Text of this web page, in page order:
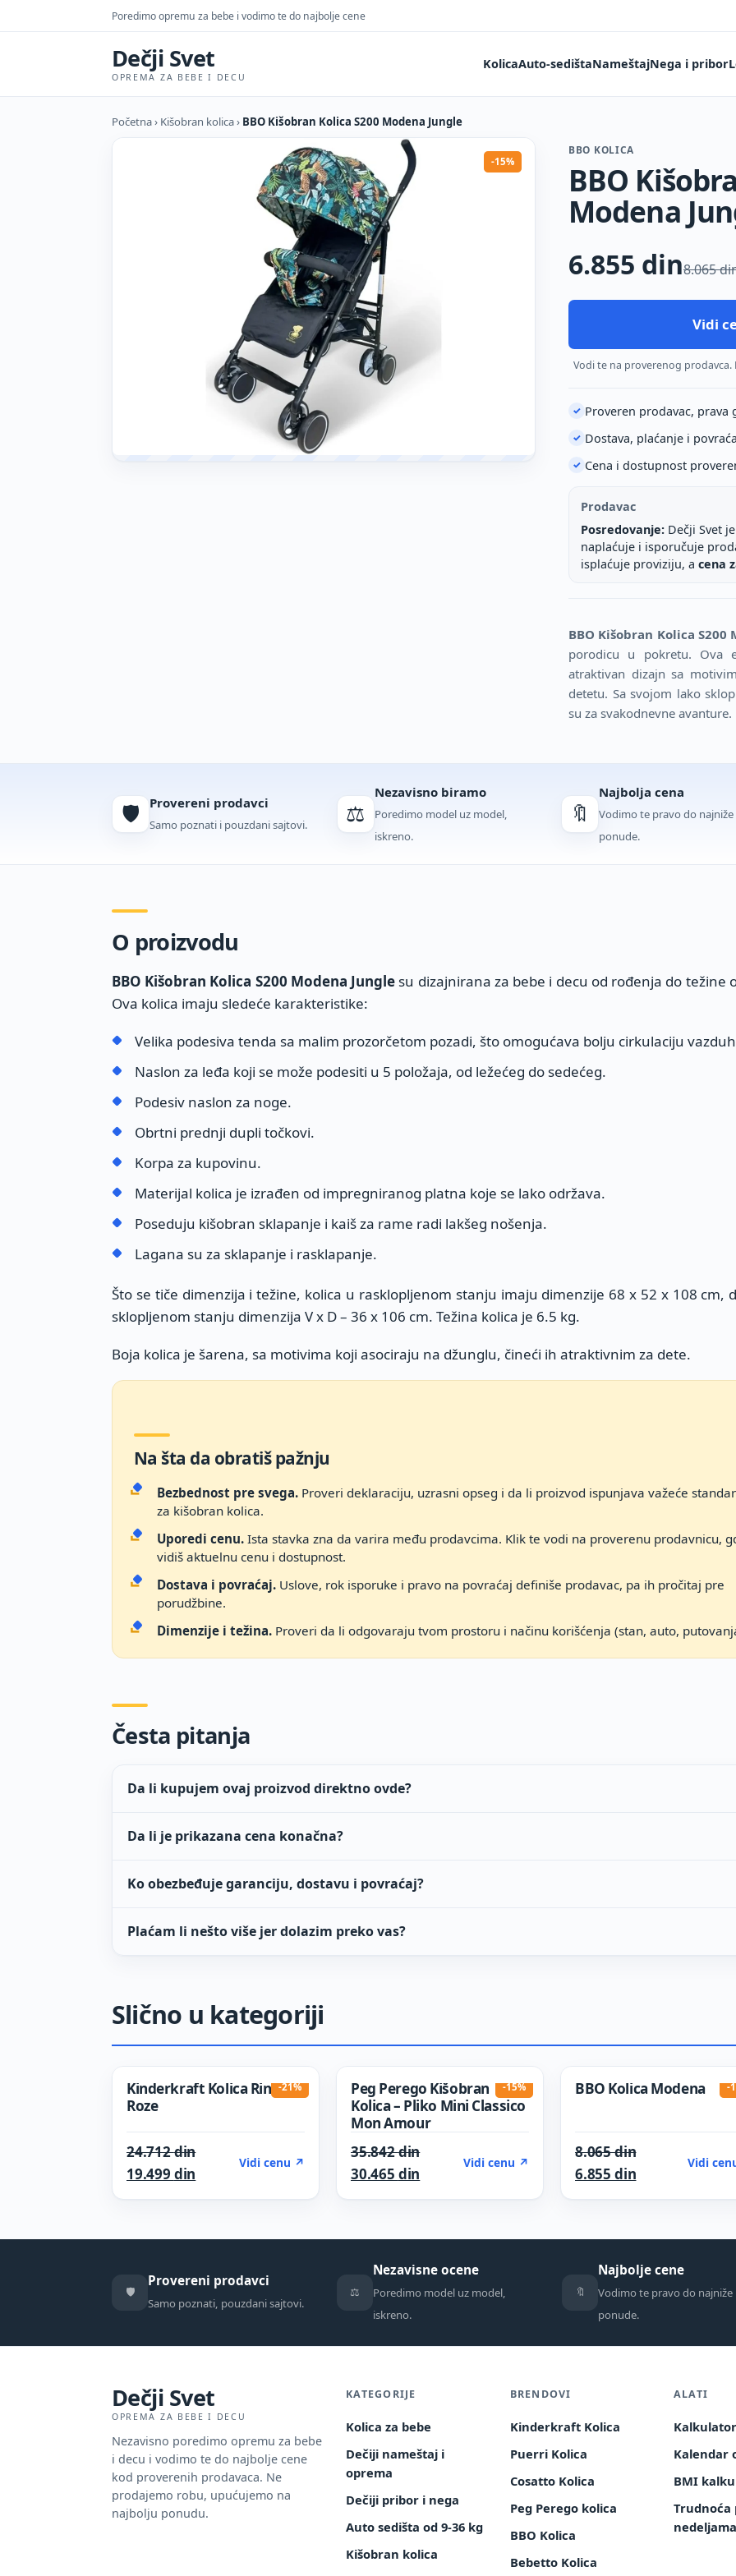
Poredimo opremu za bebe i vodimo te do najbolje cene
Dečji Svet
OPREMA ZA BEBE I DECU
KolicaAuto-sedištaNameštajNega i pribor
Početna› Kišobran kolica› BBO Kišobran Kolica S200 Modena Jungle
-15%
BBO KOLICA
BBO
Modena
6.855 din8.065
Vidi
Vodi te na proverenog prodavca.
✓ Proveren prodavac, prava
✓ Dostava, plaćanje i
✓ Cena i dostupnost
Prodavac
Posredovanje: Dečji Svet
naplaćuje i isporučuje
isplaćuje proviziju, a cena
BBO Kišobran Kolica S200
porodicu u pokretu. Ova
atraktivan dizajn sa
detetu. Sa svojom lako
su za svakodnevne avanture.
🛡️ Provereni prodavci
Samo poznati i pouzdani sajtovi. ⚖️
Nezavisno biramo
Poredimo model uz model,
iskreno.
🔖
Najbolja cena
Vodimo te pravo do najniže
ponude.
O proizvodu
BBO Kišobran Kolica S200 Modena Jungle su dizajnirana za bebe i decu od rođenja do težine
Ova kolica imaju sledeće karakteristike:
Velika podesiva tenda sa malim prozorčetom pozadi, što omogućava bolju cirkulaciju
Naslon za leđa koji se može podesiti u 5 položaja, od ležećeg do sedećeg.
Podesiv naslon za noge.
Obrtni prednji dupli točkovi.
Korpa za kupovinu.
Materijal kolica je izrađen od impregniranog platna koje se lako održava.
Poseduju kišobran sklapanje i kaiš za rame radi lakšeg nošenja.
Lagana su za sklapanje i rasklapanje.
Što se tiče dimenzija i težine, kolica u rasklopljenom stanju imaju dimenzije 68 x 52 x 108 cm,
sklopljenom stanju dimenzija V x D – 36 x 106 cm. Težina kolica je 6.5 kg.
Boja kolica je šarena, sa motivima koji asociraju na džunglu, čineći ih atraktivnim za dete.
Na šta da obratiš pažnju
Bezbednost pre svega. Proveri deklaraciju, uzrasni opseg i da li proizvod ispunjava važeće
za kišobran kolica.
Uporedi cenu. Ista stavka zna da varira među prodavcima. Klik te vodi na proverenu prodavnicu,
vidiš aktuelnu cenu i dostupnost.
Dostava i povraćaj. Uslove, rok isporuke i pravo na povraćaj definiše prodavac, pa ih pročitaj pre
porudžbine.
Dimenzije i težina. Proveri da li odgovaraju tvom prostoru i načinu korišćenja (stan, auto,
Česta pitanja
Da li kupujem ovaj proizvod direktno ovde?
Da li je prikazana cena konačna?
Ko obezbeđuje garanciju, dostavu i povraćaj?
Plaćam li nešto više jer dolazim preko vas?
Slično u kategoriji
-21%
Kinderkraft Kolica Rine |
Roze
24.712dinOriginal price was: 24.712 din.
19.499 din Current price is: 19.499 din.
Vidi cenu ↗
-15%
Peg Perego Kišobran
Kolica – Pliko Mini Classico
Mon Amour
35.842dinOriginal price was: 35.842 din.
30.465 din Current price is: 30.465 din.
Vidi cenu ↗
-
BBO Kolica Modena
8.065dinOriginal price
6.855 dinCurrent price
Vidi
🛡️
Provereni prodavci
Samo poznati, pouzdani sajtovi.
⚖️
Nezavisne ocene
Poredimo model uz model,
iskreno.
🔖
Najbolje cene
Vodimo te pravo do najniže
ponude.
Dečji Svet
OPREMA ZA BEBE I DECU
Nezavisno poredimo opremu za bebe
i decu i vodimo te do najbolje cene
kod proverenih prodavaca. Ne
prodajemo robu, upućujemo na
najbolju ponudu.
KATEGORIJE
Kolica za bebe
Dečiji nameštaj i
oprema
Dečiji pribor i nega
Auto sedišta od 9-36 kg
Kišobran kolica
BRENDOVI
Kinderkraft Kolica
Puerri Kolica
Cosatto Kolica
Peg Perego kolica
BBO Kolica
Bebetto Kolica
ALATI
Kalendar
BMI
Trudnoća
nedeljama